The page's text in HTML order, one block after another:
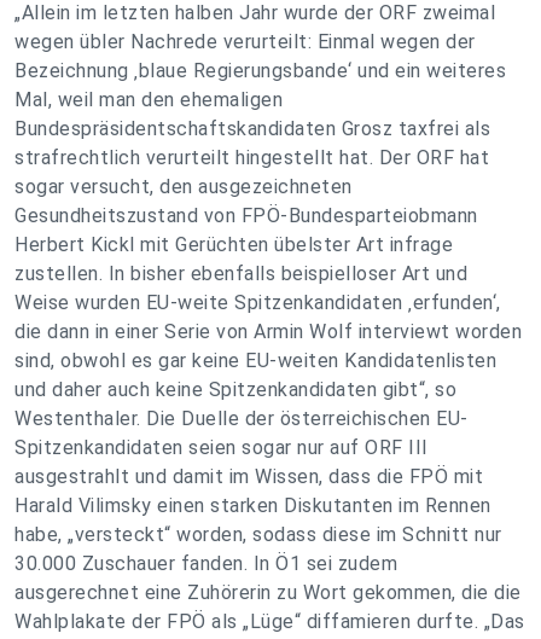
„Allein im letzten halben Jahr wurde der ORF zweimal
wegen übler Nachrede verurteilt: Einmal wegen der
Bezeichnung ‚blaue Regierungsbande‘ und ein weiteres
Mal, weil man den ehemaligen
Bundespräsidentschaftskandidaten Grosz taxfrei als
strafrechtlich verurteilt hingestellt hat. Der ORF hat
sogar versucht, den ausgezeichneten
Gesundheitszustand von FPÖ-Bundesparteiobmann
Herbert Kickl mit Gerüchten übelster Art infrage
zustellen. In bisher ebenfalls beispielloser Art und
Weise wurden EU-weite Spitzenkandidaten ‚erfunden‘,
die dann in einer Serie von Armin Wolf interviewt worden
sind, obwohl es gar keine EU-weiten Kandidatenlisten
und daher auch keine Spitzenkandidaten gibt“, so
Westenthaler. Die Duelle der österreichischen EU-
Spitzenkandidaten seien sogar nur auf ORF III
ausgestrahlt und damit im Wissen, dass die FPÖ mit
Harald Vilimsky einen starken Diskutanten im Rennen
habe, „versteckt“ worden, sodass diese im Schnitt nur
30.000 Zuschauer fanden. In Ö1 sei zudem
ausgerechnet eine Zuhörerin zu Wort gekommen, die die
Wahlplakate der FPÖ als „Lüge“ diffamieren durfte. „Das